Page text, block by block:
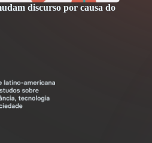
discurso por causa do